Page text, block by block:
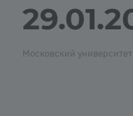
Московский